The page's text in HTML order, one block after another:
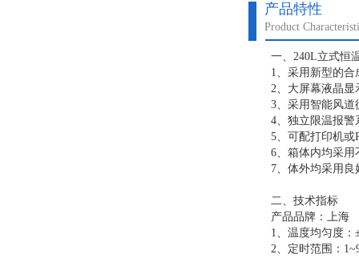
产品特性
Product
一、240L立式恒温
1、采用新型的合
2、大屏幕液晶显
3、采用智能风道循
4、独立限温报警系
5、可配打印机或
6、箱体内均采用不
7、体外均采用良好
二、技术指标
产品品牌：上海
1、温度均匀度：
2、定时范围：